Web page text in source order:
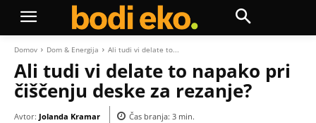
Domov Dom & Energija Ali tudi vi delate to...
Ali tudi vi delate to napako pri
čiščenju deske za rezanje?
Avtor: Jolanda Kramar Čas branja: 3 min.